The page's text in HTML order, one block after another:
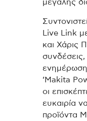
μεγάλης
Live Link
και Χάρις
συνδέσεις,
ενημέρωση
’Makita
οι
ευκαιρία
προϊόντα